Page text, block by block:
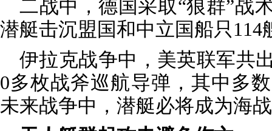
二战中，德国采取“狼群”战
潜艇击沉盟国和中立国船只114
伊拉克战争中，美英联军共
0多枚战斧巡航导弹，其中多
未来战争中，潜艇必将成为海